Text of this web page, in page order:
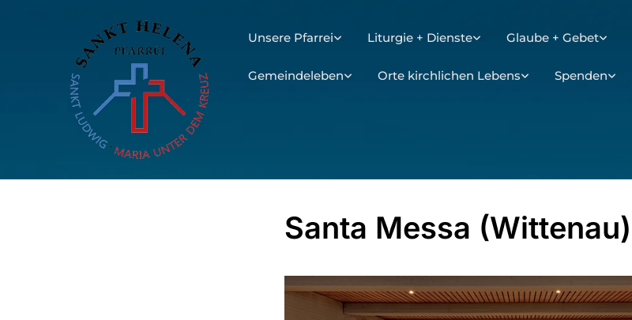
Unsere Pfarrei Liturgie + Dienste Glaube + Gebet
Gemeindeleben Orte kirchlichen Lebens Spenden
Santa Messa (Wittenau)